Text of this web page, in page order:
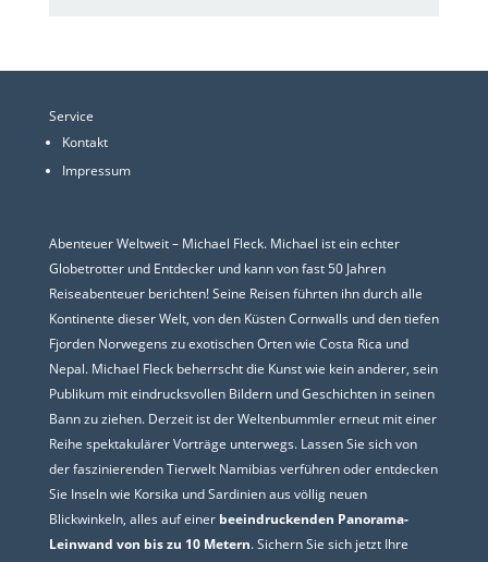
Service
Kontakt
Impressum
Abenteuer Weltweit – Michael Fleck. Michael ist ein echter
Globetrotter und Entdecker und kann von fast 50 Jahren
Reiseabenteuer berichten! Seine Reisen führten ihn durch alle
Kontinente dieser Welt, von den Küsten Cornwalls und den tiefen
Fjorden Norwegens zu exotischen Orten wie Costa Rica und
Nepal. Michael Fleck beherrscht die Kunst wie kein anderer, sein
Publikum mit eindrucksvollen Bildern und Geschichten in seinen
Bann zu ziehen. Derzeit ist der Weltenbummler erneut mit einer
Reihe spektakulärer Vorträge unterwegs. Lassen Sie sich von
der faszinierenden Tierwelt Namibias verführen oder entdecken
Sie Inseln wie Korsika und Sardinien aus völlig neuen
Blickwinkeln, alles auf einer beeindruckenden Panorama-
Leinwand von bis zu 10 Metern. Sichern Sie sich jetzt Ihre